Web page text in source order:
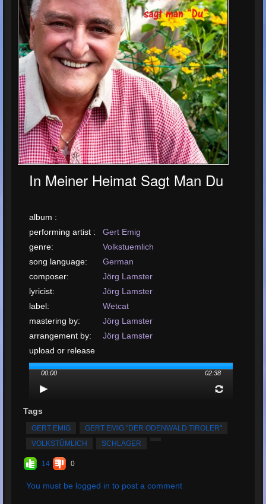
In Meiner Heimat Sagt Man Du
album :
performing artist :
Gert Emig
genre:
Volkstuemlich
song language:
German
composer:
Jörg Lamster
lyricist:
Jörg Lamster
label:
Wetcat
mastering by:
Jörg Lamster
arrangement by:
Jörg Lamster
upload or release
date:
September, 2021
Total Times
Played:
Total Times Rated: 11
Average Rating:
5
00:00 02:38
Tags
GERT EMIG
GERT EMIG "DER ODENWALD TIROLER"
VOLKSTÜMLICH
SCHLAGER
14 0
You must be logged in to post a comment